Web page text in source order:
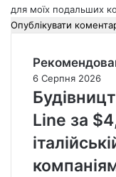
для моїх подальших
6 Серпня 2026
Line за